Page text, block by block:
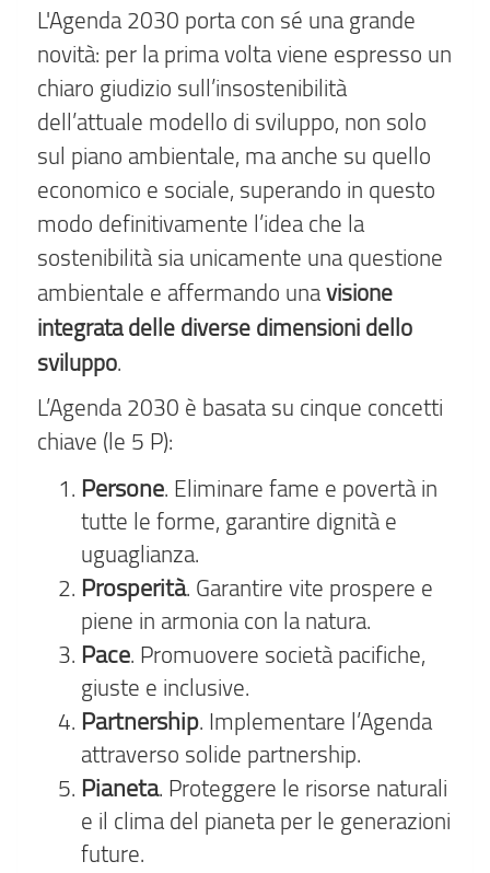
L'Agenda 2030 porta con sé una grande
novità: per la prima volta viene espresso un
chiaro giudizio sull’insostenibilità
dell’attuale modello di sviluppo, non solo
sul piano ambientale, ma anche su quello
economico e sociale, superando in questo
modo definitivamente l’idea che la
sostenibilità sia unicamente una questione
ambientale e affermando unavisione
integrata delle diverse dimensioni dello
sviluppo.
L’Agenda 2030 è basata su cinque concetti
chiave (le 5 P):
Persone. Eliminare fame e povertà in
tutte le forme, garantire dignità e
uguaglianza.
Prosperità. Garantire vite prospere e
piene in armonia con la natura.
Pace. Promuovere società pacifiche,
giuste e inclusive.
Partnership. Implementare l’Agenda
attraverso solide partnership.
Pianeta. Proteggere le risorse naturali
e il clima del pianeta per le generazioni
future.